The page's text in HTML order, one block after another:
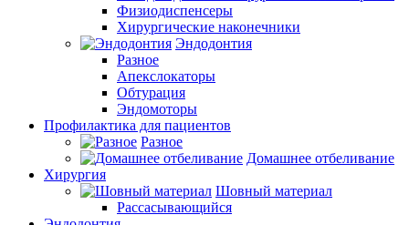
Физиодиспенсеры
Хирургические наконечники
Эндодонтия
Разное
Апекслокаторы
Обтурация
Эндомоторы
Профилактика для пациентов
Разное
Домашнее отбеливание
Хирургия
Шовный материал
Рассасывающийся